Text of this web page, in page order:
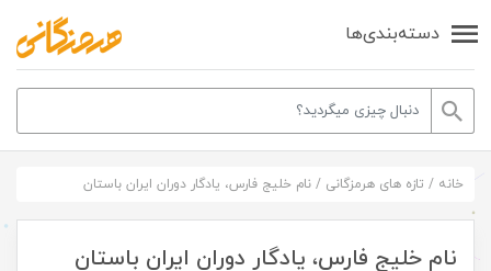
دسته‌بندی‌ها
خانه / تازه های هرمزگانی / نام خلیج فارس، یادگار دوران ایران باستان
نام خلیج فارس، یادگار دوران ایران باستان